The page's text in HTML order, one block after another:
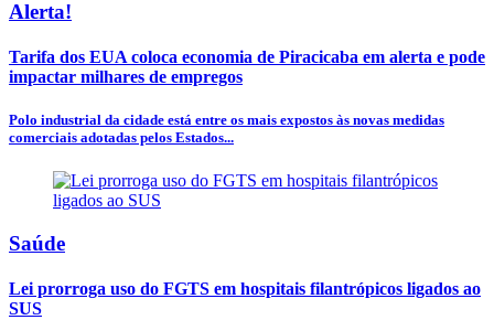
Alerta!
Tarifa dos EUA coloca economia de Piracicaba em alerta e pode
impactar milhares de empregos
Polo industrial da cidade está entre os mais expostos às novas medidas
comerciais adotadas pelos Estados...
Saúde
Lei prorroga uso do FGTS em hospitais filantrópicos ligados ao
SUS